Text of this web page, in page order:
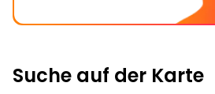
Suche auf der Karte